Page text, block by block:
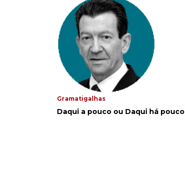
Gramatigalhas
Daqui a pouco ou Daqui há pouco